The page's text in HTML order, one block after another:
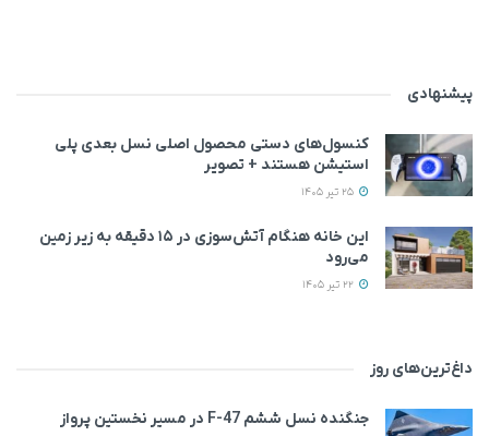
پیشنهادی
کنسول‌های دستی محصول اصلی نسل بعدی پلی
استیشن هستند + تصویر
این خانه‌ هنگام آتش‌سوزی در ۱۵ دقیقه به زیر زمین
می‌رود
داغ‌ترین‌های روز
جنگنده نسل ششم F-47 در مسیر نخستین پرواز